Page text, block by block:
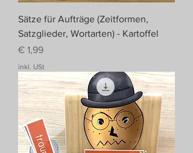
Sätze für Aufträge (Zeitformen,
Satzglieder, Wortarten) - Kartoffel
Preis
€ 1,99
inkl. USt